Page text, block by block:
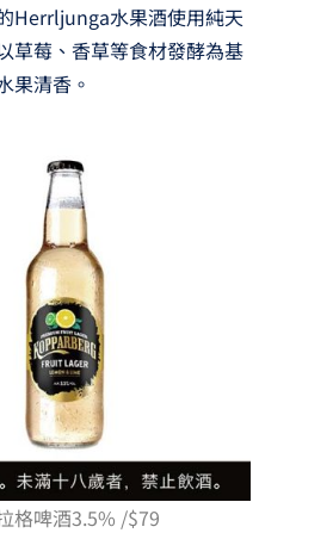
Herrljunga水果酒使用純天
草莓、香草等食材發酵為基
果清香。
格啤酒3.5% /$79